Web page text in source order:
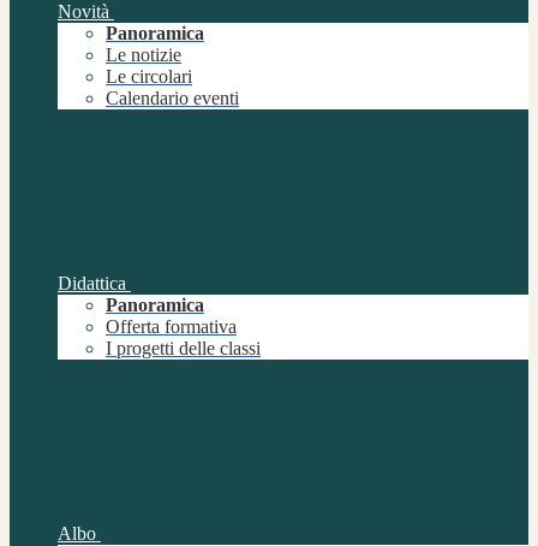
Novità
Panoramica
Le notizie
Le circolari
Calendario eventi
Didattica
Panoramica
Offerta formativa
I progetti delle classi
Albo